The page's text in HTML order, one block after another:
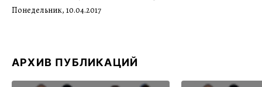
Понедельник, 10.04.2017
АРХИВ ПУБЛИКАЦИЙ